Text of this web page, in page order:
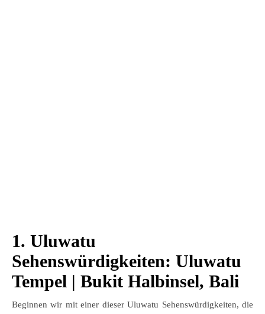
1. Uluwatu
Sehenswürdigkeiten: Uluwatu
Tempel | Bukit Halbinsel, Bali
Beginnen wir mit einer dieser Uluwatu Sehenswürdigkeiten, die